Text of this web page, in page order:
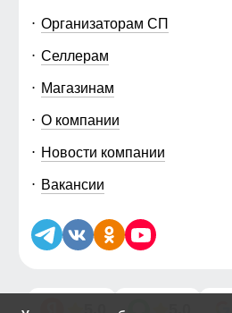
Организаторам СП
Селлерам
Магазинам
О компании
Новости компании
Вакансии